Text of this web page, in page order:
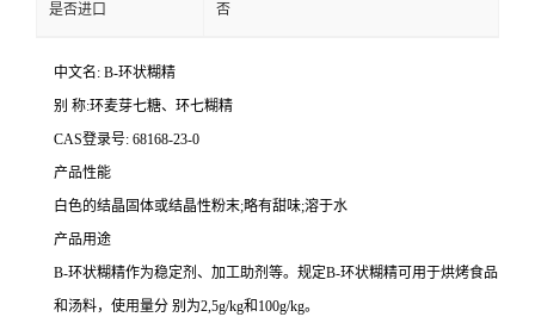
是否进口 否
中文名: B-环状糊精
别 称:环麦芽七糖、环七糊精
CAS登录号: 68168-23-0
产品性能
白色的结晶固体或结晶性粉末;略有甜味;溶于水
产品用途
B-环状糊精作为稳定剂、加工助剂等。规定B-环状糊精可用于烘烤食品
和汤料，使用量分 别为2,5g/kg和100g/kg。